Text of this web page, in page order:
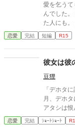
愛を乞う
んでした
た人にも
恋愛 完結 短編 R15
彼女は彼
豆狸
「デホタ
月、デホ
アタシは
様に嫌が
じませんでした
恋愛 完結 ｼｮｰﾄｼｮｰﾄ